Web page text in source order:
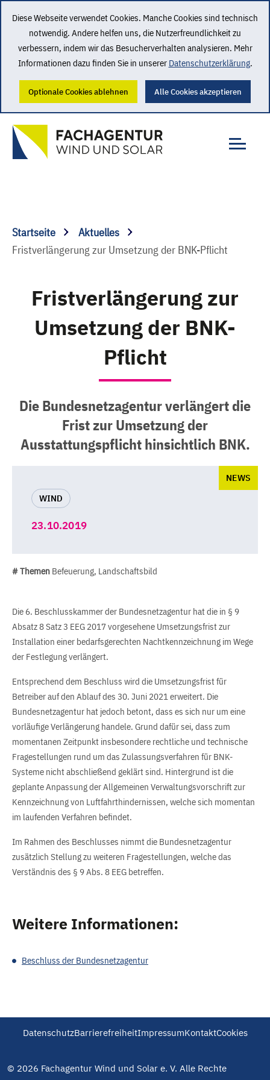
Diese Webseite verwendet Cookies. Manche Cookies sind technisch
notwendig. Andere helfen uns, die Nutzerfreundlichkeit zu
verbessern, indem wir das Besucherverhalten analysieren. Mehr
Informationen dazu finden Sie in unserer Datenschutzerklärung.
Optionale Cookies ablehnen Alle Cookies akzeptieren
Startseite
Aktuelles
Fristverlängerung zur Umsetzung der BNK-Pflicht
Fristverlängerung zur
Umsetzung der BNK-
Pflicht
Die Bundesnetzagentur verlängert die
Frist zur Umsetzung der
Ausstattungspflicht hinsichtlich BNK.
WIND
NEWS
23.10.2019
# Themen Befeuerung, Landschaftsbild
Die 6. Beschlusskammer der Bundesnetzagentur hat die in § 9
Absatz 8 Satz 3 EEG 2017 vorgesehene Umsetzungsfrist zur
Installation einer bedarfsgerechten Nachtkennzeichnung im Wege
der Festlegung verlängert.
Entsprechend dem Beschluss wird die Umsetzungsfrist für
Betreiber auf den Ablauf des 30. Juni 2021 erweitert. Die
Bundesnetzagentur hat jedoch betont, dass es sich nur um eine
vorläufige Verlängerung handele. Grund dafür sei, dass zum
momentanen Zeitpunkt insbesondere rechtliche und technische
Fragestellungen rund um das Zulassungsverfahren für BNK-
Systeme nicht abschließend geklärt sind. Hintergrund ist die
geplante Anpassung der Allgemeinen Verwaltungsvorschrift zur
Kennzeichnung von Luftfahrthindernissen, welche sich momentan
im laufenden Verfahren befindet.
Im Rahmen des Beschlusses nimmt die Bundesnetzagentur
zusätzlich Stellung zu weiteren Fragestellungen, welche das
Verständnis des § 9 Abs. 8 EEG betreffen.
Weitere Informationen:
Beschluss der Bundesnetzagentur
DatenschutzBarrierefreiheitImpressumKontaktCookies
© 2026 Fachagentur Wind und Solar e. V. Alle Rechte